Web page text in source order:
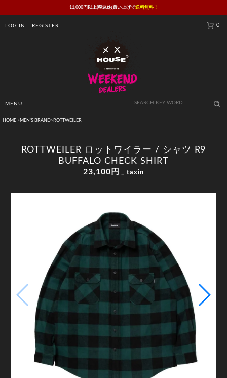
11,000円以上(税込)お買い上げで送料無料！
LOG IN REGISTER 0
MENU
HOME > MEN'S BRAND> ROTTWEILER
ROTTWEILER ロットワイラー / シャツ R9
BUFFALO CHECK SHIRT
23,100円 _ taxin